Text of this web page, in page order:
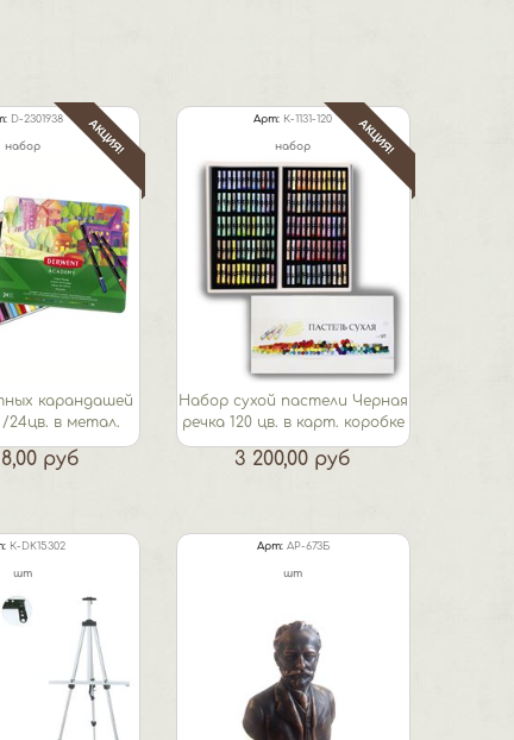
D-2301938
набор
карандашей
/24цв. в метал.
кор.
АКЦИЯ!
руб
Арт: К-1131-120
набор
Набор сухой пастели Черная
речка 120 цв. в карт. коробке
АКЦИЯ!
3 200,00 руб
К-DK15302
шт
Арт: АР-673Б
шт